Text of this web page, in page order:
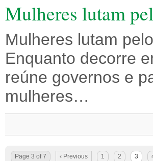
Mulheres lutam
Mulheres lutam
Enquanto decorre
reúne governos e
mulheres…
Page 3 of 7 ‹ Previous 1 2 3